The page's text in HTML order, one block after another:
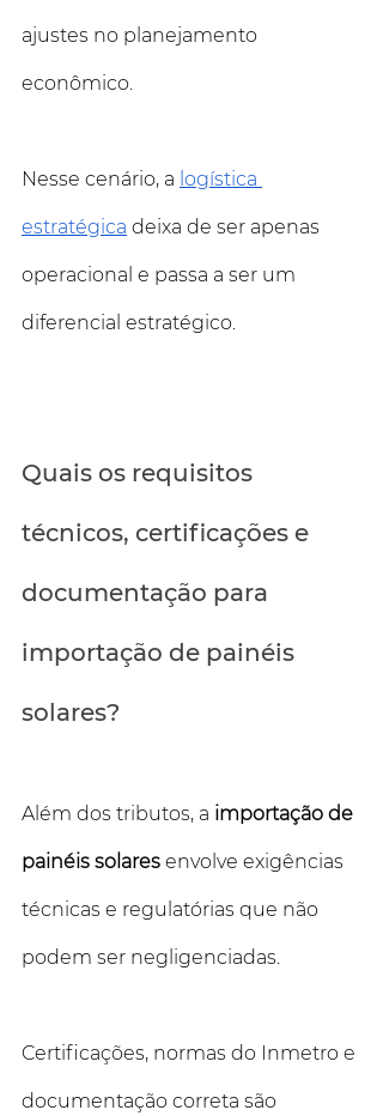
ajustes no planejamento
econômico.
Nesse cenário, a logística
estratégica deixa de ser apenas
operacional e passa a ser um
diferencial estratégico.
Quais os requisitos
técnicos, certificações e
documentação para
importação de painéis
solares?
Além dos tributos, a importação de
painéis solares envolve exigências
técnicas e regulatórias que não
podem ser negligenciadas.
Certificações, normas do Inmetro e
documentação correta são